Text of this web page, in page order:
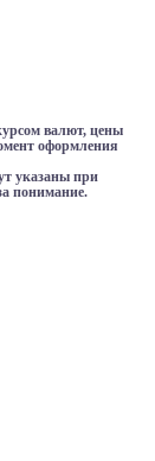
валют, цены
оформления
указаны при
понимание.